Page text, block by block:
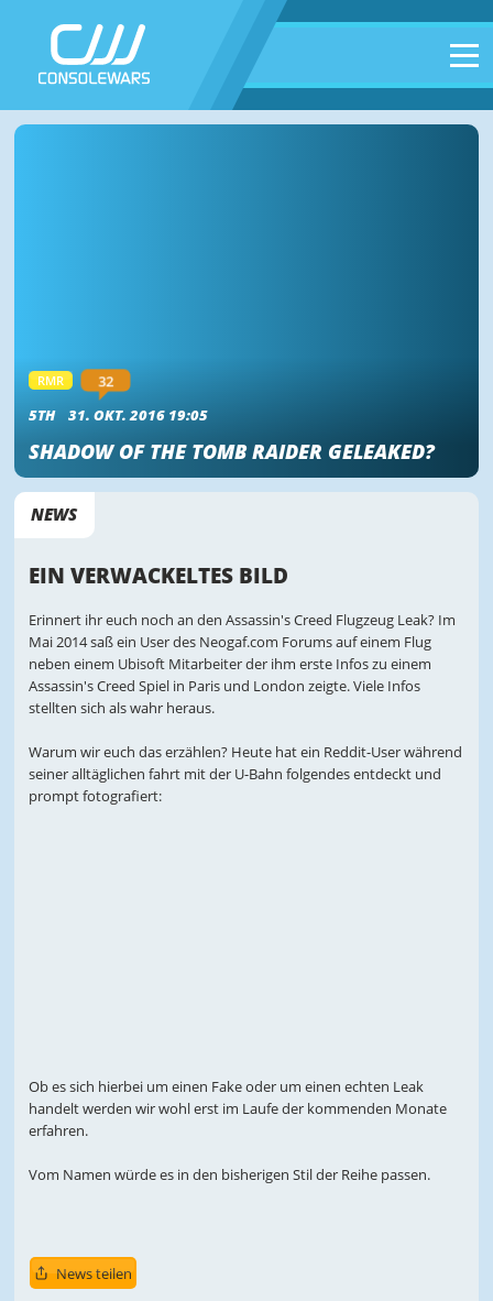
RMR 32
5TH 31. OKT. 2016 19:05
SHADOW OF THE TOMB RAIDER GELEAKED?
NEWS
EIN VERWACKELTES BILD
Erinnert ihr euch noch an den Assassin's Creed Flugzeug Leak? Im
Mai 2014 saß ein User des Neogaf.com Forums auf einem Flug
neben einem Ubisoft Mitarbeiter der ihm erste Infos zu einem
Assassin's Creed Spiel in Paris und London zeigte. Viele Infos
stellten sich als wahr heraus.
Warum wir euch das erzählen? Heute hat ein Reddit-User während
seiner alltäglichen fahrt mit der U-Bahn folgendes entdeckt und
prompt fotografiert:
Ob es sich hierbei um einen Fake oder um einen echten Leak
handelt werden wir wohl erst im Laufe der kommenden Monate
erfahren.
Vom Namen würde es in den bisherigen Stil der Reihe passen.
News teilen